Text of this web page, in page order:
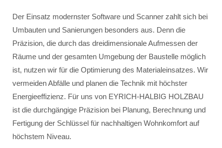
Der Einsatz modernster Software und Scanner zahlt sich bei
Umbauten und Sanierungen besonders aus. Denn die
Präzision, die durch das dreidimensionale Aufmessen der
Räume und der gesamten Umgebung der Baustelle möglich
ist, nutzen wir für die Optimierung des Materialeinsatzes. Wir
vermeiden Abfälle und planen die Technik mit höchster
Energieeffizienz. Für uns von EYRICH-HALBIG HOLZBAU
ist die durchgängige Präzision bei Planung, Berechnung und
Fertigung der Schlüssel für nachhaltigen Wohnkomfort auf
höchstem Niveau.